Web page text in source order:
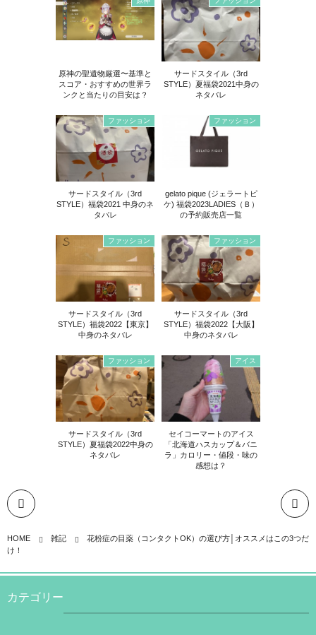
原神の聖遺物厳選〜基準と
スコア・おすすめの世界ラ
ンクと当たりの目安は？
サードスタイル（3rd
STYLE）夏福袋2021中身の
ネタバレ
ファッション
サードスタイル（3rd
STYLE）福袋2021 中身のネ
タバレ
ファッション
gelato pique (ジェラートピ
ケ) 福袋2023LADIES（Ｂ）
の予約販売店一覧
ファッション
サードスタイル（3rd
STYLE）福袋2022【東京】
中身のネタバレ
ファッション
サードスタイル（3rd
STYLE）福袋2022【大阪】
中身のネタバレ
ファッション
サードスタイル（3rd
STYLE）夏福袋2022中身の
ネタバレ
アイス
セイコーマートのアイス
「北海道ハスカップ＆バニ
ラ」カロリー・値段・味の
感想は？
HOME 雑記
花粉症の目薬（コンタクトOK）の選び方│オススメはこの3つだ
け！
カテゴリー